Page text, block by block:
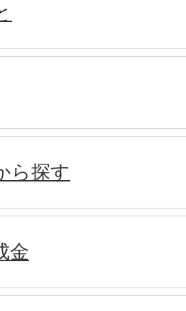
ら探す
金